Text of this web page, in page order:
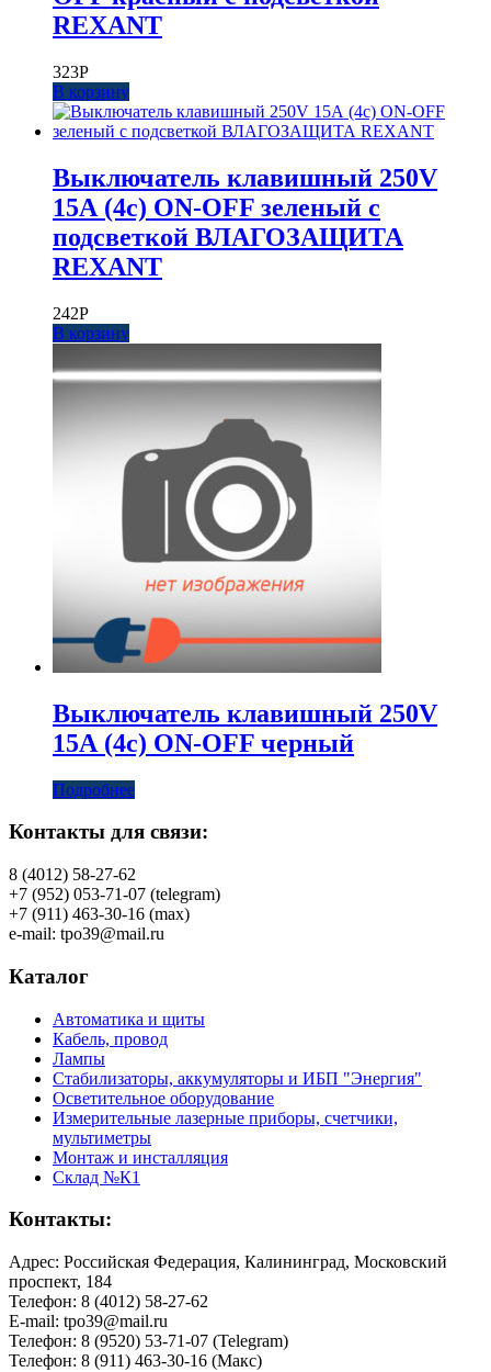
REXANT
323Р
В корзину
Выключатель клавишный 250V
15А (4с) ON-OFF зеленый с
подсветкой ВЛАГОЗАЩИТА
REXANT
242Р
В корзину
Выключатель клавишный 250V
15А (4с) ON-OFF черный
Подробнее
Контакты для связи:
8 (4012) 58-27-62
+7 (952) 053-71-07 (telegram)
+7 (911) 463-30-16 (max)
e-mail: tpo39@mail.ru
Каталог
Автоматика и щиты
Кабель, провод
Лампы
Стабилизаторы, аккумуляторы и ИБП "Энергия"
Осветительное оборудование
Измерительные лазерные приборы, счетчики,
мультиметры
Монтаж и инсталляция
Склад №К1
Контакты:
Адрес: Российская Федерация, Калининград, Московский
проспект, 184
Телефон: 8 (4012) 58-27-62
E-mail: tpo39@mail.ru
Телефон: 8 (9520) 53-71-07 (Telegram)
Телефон: 8 (911) 463-30-16 (Макс)